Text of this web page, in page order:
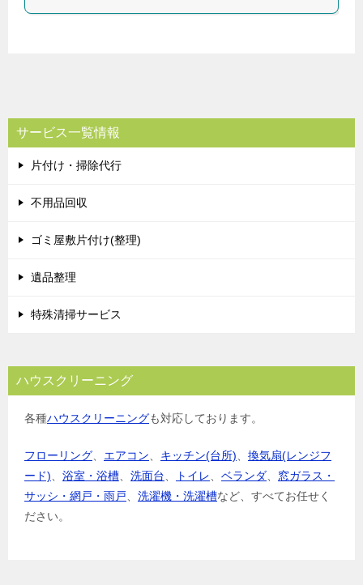
サービス一覧情報
片付け・掃除代行
不用品回収
ゴミ屋敷片付け(整理)
遺品整理
特殊清掃サービス
ハウスクリーニング
各種ハウスクリーニングも対応しております。
フローリング エアコン キッチン(台所)
換気扇(レンジフ
ード)
浴室・浴槽 洗面台 トイレ ベランダ
窓ガラス・
サッシ・網戸・雨戸
洗濯機・洗濯槽など、すべてお任せく
ださい。